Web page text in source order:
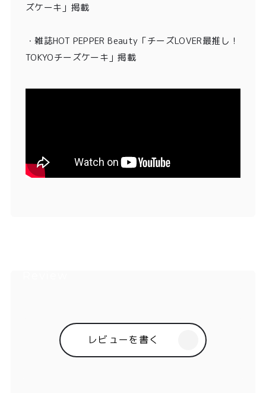
ズケーキ」掲載
・雑誌HOT PEPPER Beauty「チーズLOVER最推し！
TOKYOチーズケーキ」掲載
レビューを書く